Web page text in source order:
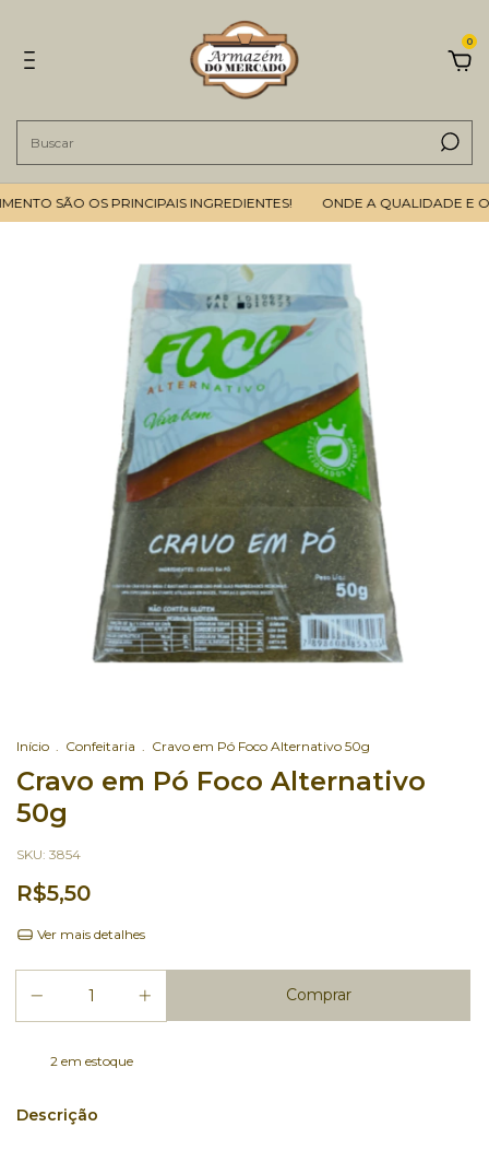
0
SÃO OS PRINCIPAIS INGREDIENTES! ONDE A QUALIDADE E O
Início . Confeitaria . Cravo em Pó Foco Alternativo 50g
Cravo em Pó Foco Alternativo
50g
SKU: 3854
R$5,50
Ver mais detalhes
2em estoque
Descrição